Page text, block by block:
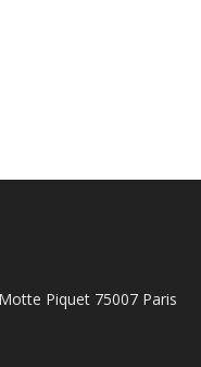
Piquet 75007 Paris